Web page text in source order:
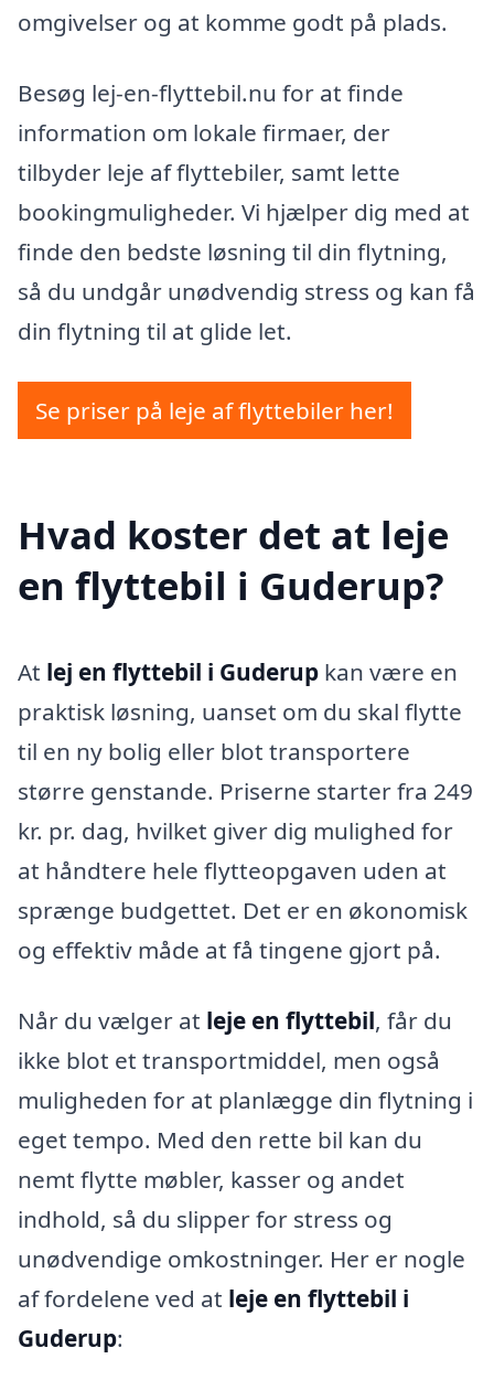
omgivelser og at komme godt på plads.
Besøg lej-en-flyttebil.nu for at finde
information om lokale firmaer, der
tilbyder leje af flyttebiler, samt lette
bookingmuligheder. Vi hjælper dig med at
finde den bedste løsning til din flytning,
så du undgår unødvendig stress og kan få
din flytning til at glide let.
Se priser på leje af flyttebiler her!
Hvad koster det at leje
en flyttebil i Guderup?
At lej en flyttebil i Guderup kan være en
praktisk løsning, uanset om du skal flytte
til en ny bolig eller blot transportere
større genstande. Priserne starter fra 249
kr. pr. dag, hvilket giver dig mulighed for
at håndtere hele flytteopgaven uden at
sprænge budgettet. Det er en økonomisk
og effektiv måde at få tingene gjort på.
Når du vælger at leje en flyttebil, får du
ikke blot et transportmiddel, men også
muligheden for at planlægge din flytning i
eget tempo. Med den rette bil kan du
nemt flytte møbler, kasser og andet
indhold, så du slipper for stress og
unødvendige omkostninger. Her er nogle
af fordelene ved at leje en flyttebil i
Guderup: